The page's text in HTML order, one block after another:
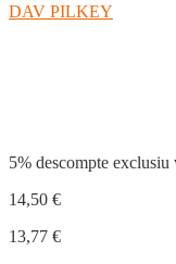
DAV PILKEY
5% descompte exclusiu
14,50 €
13,77 €